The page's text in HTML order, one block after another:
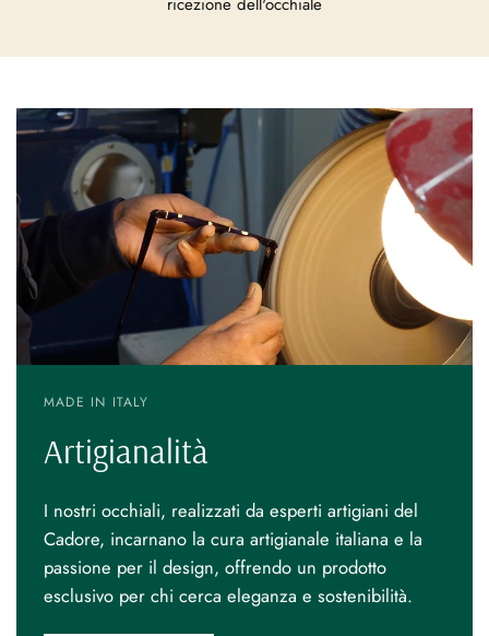
MADE IN ITALY
Artigianalità
I nostri occhiali, realizzati da esperti artigiani del
Cadore, incarnano la cura artigianale italiana e la
passione per il design, offrendo un prodotto
esclusivo per chi cerca eleganza e sostenibilità.